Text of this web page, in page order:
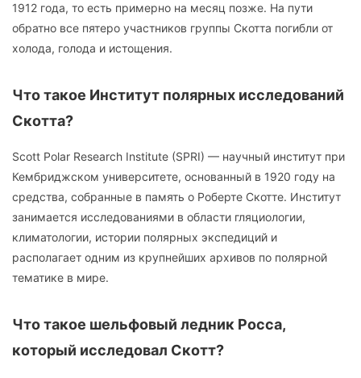
1912 года, то есть примерно на месяц позже. На пути
обратно все пятеро участников группы Скотта погибли от
холода, голода и истощения.
Что такое Институт полярных исследований
Скотта?
Scott Polar Research Institute (SPRI) — научный институт при
Кембриджском университете, основанный в 1920 году на
средства, собранные в память о Роберте Скотте. Институт
занимается исследованиями в области гляциологии,
климатологии, истории полярных экспедиций и
располагает одним из крупнейших архивов по полярной
тематике в мире.
Что такое шельфовый ледник Росса,
который исследовал Скотт?